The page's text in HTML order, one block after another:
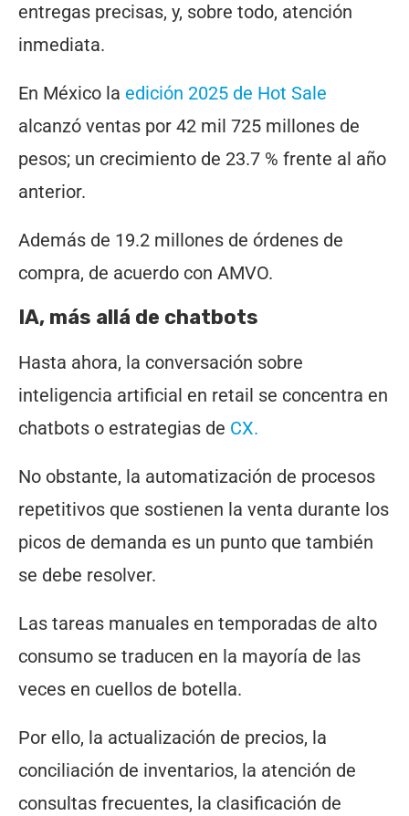
entregas precisas, y, sobre todo, atención
inmediata.
En México la edición 2025 de Hot Sale
alcanzó ventas por 42 mil 725 millones de
pesos; un crecimiento de 23.7 % frente al año
anterior.
Además de 19.2 millones de órdenes de
compra, de acuerdo con AMVO.
IA, más allá de chatbots
Hasta ahora, la conversación sobre
inteligencia artificial en retail se concentra en
chatbots o estrategias de CX.
No obstante, la automatización de procesos
repetitivos que sostienen la venta durante los
picos de demanda es un punto que también
se debe resolver.
Las tareas manuales en temporadas de alto
consumo se traducen en la mayoría de las
veces en cuellos de botella.
Por ello, la actualización de precios, la
conciliación de inventarios, la atención de
consultas frecuentes, la clasificación de